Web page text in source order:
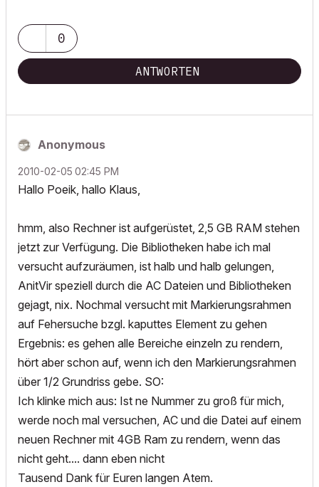
0
ANTWORTEN
Anonymous
‎2010-02-05 02:45 PM
Hallo Poeik, hallo Klaus,
hmm, also Rechner ist aufgerüstet, 2,5 GB RAM stehen
jetzt zur Verfügung. Die Bibliotheken habe ich mal
versucht aufzuräumen, ist halb und halb gelungen,
AnitVir speziell durch die AC Dateien und Bibliotheken
gejagt, nix. Nochmal versucht mit Markierungsrahmen
auf Fehersuche bzgl. kaputtes Element zu gehen
Ergebnis: es gehen alle Bereiche einzeln zu rendern,
hört aber schon auf, wenn ich den Markierungsrahmen
über 1/2 Grundriss gebe. SO:
Ich klinke mich aus: Ist ne Nummer zu groß für mich,
werde noch mal versuchen, AC und die Datei auf einem
neuen Rechner mit 4GB Ram zu rendern, wenn das
nicht geht.... dann eben nicht
Tausend Dank für Euren langen Atem.